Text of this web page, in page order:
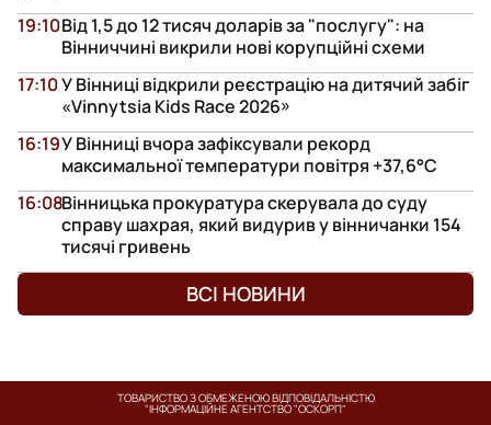
Від 1,5 до 12 тисяч доларів за "послугу": на
Вінниччині викрили нові корупційні схеми
19:10
У Вінниці відкрили реєстрацію на дитячий забіг
«Vinnytsia Kids Race 2026»
17:10
У Вінниці вчора зафіксували рекорд
максимальної температури повітря +37,6°С
16:19
Вінницька прокуратура скерувала до суду
справу шахрая, який видурив у вінничанки 154
тисячі гривень
16:08
ВСІ НОВИНИ
ТОВАРИСТВО З ОБМЕЖЕНОЮ ВІДПОВІДАЛЬНІСТЮ
"ІНФОРМАЦІЙНЕ АГЕНТСТВО "ОСКОРП"